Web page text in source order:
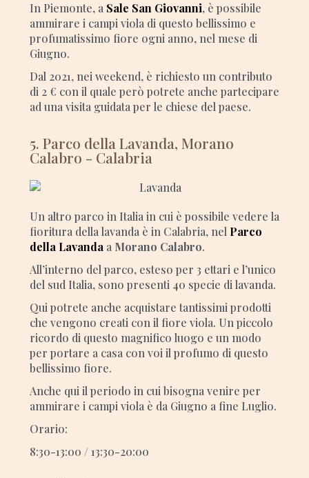
In Piemonte, a Sale San Giovanni, è possibile
ammirare i campi viola di questo bellissimo e
profumatissimo fiore ogni anno, nel mese di
Giugno.
Dal 2021, nei weekend, è richiesto un contributo
di 2 € con il quale però potrete anche partecipare
ad una visita guidata per le chiese del paese.
5. Parco della Lavanda, Morano
Calabro - Calabria
Un altro parco in Italia in cui è possibile vedere la
fioritura della lavanda è in Calabria, nel Parco
della Lavanda a Morano Calabro.
All’interno del parco, esteso per 3 ettari e l’unico
del sud Italia, sono presenti 40 specie di lavanda.
Qui potrete anche acquistare tantissimi prodotti
che vengono creati con il fiore viola. Un piccolo
ricordo di questo magnifico luogo e un modo
per portare a casa con voi il profumo di questo
bellissimo fiore.
Anche qui il periodo in cui bisogna venire per
ammirare i campi viola è da Giugno a fine Luglio.
Orario:
8:30-13:00 / 13:30-20:00